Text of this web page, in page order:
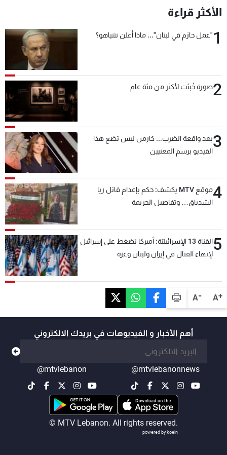
A+
A-
الأكثر قراءة
1"عمل حازم في لبنان"... ماذا أعلن نتنياهو؟
2صورة خُبئت لأكثر من مئة عام
3بعد واقعة الضرب... كارمن لبس تضع هذا
الفيديو برسم المعنيين
4
موقع MTV يكشف: حكم بإعدام قاتل ريا
الشدياق… وتفاصيل الجريمة
5
القناة 13 الإسرائيليّة: أميركا تضغط على إسرائيل
لإنهاء القتال في إيران ولبنان وغزة
أهم الأخبار و الفيديوهات في بريدك الالكتروني
@mtvlebanonnews
@mtvlebanon
© MTV Lebanon. All rights reserved.
powered by koein